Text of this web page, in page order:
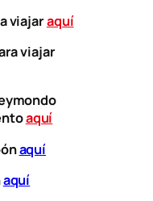
viajaraquí
viajar
aquí
aquí
aquí